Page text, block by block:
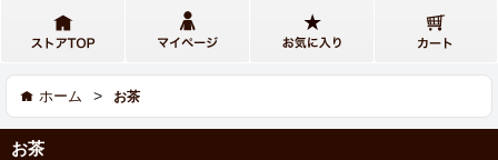
ホーム > お茶
お茶